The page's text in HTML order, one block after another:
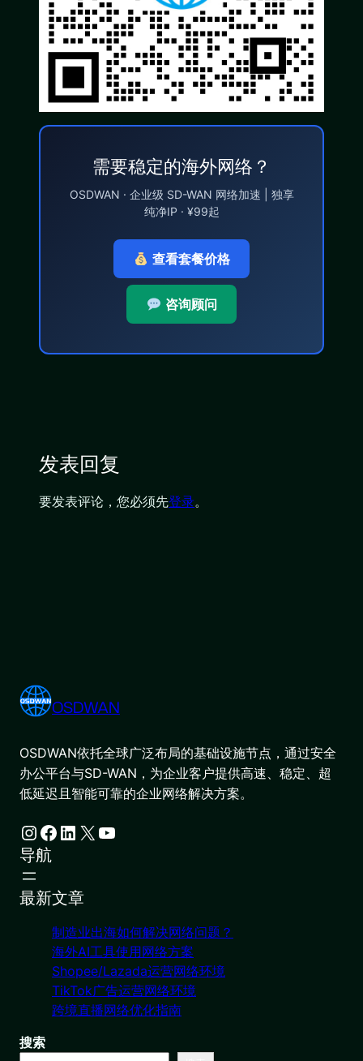
需要稳定的海外网络？
OSDWAN · 企业级 SD-WAN 网络加速 | 独享
纯净IP · ¥99起
查看套餐价格
咨询顾问
发表回复
要发表评论，您必须先登录。
OSDWAN
OSDWAN依托全球广泛布局的基础设施节点，通过安全
办公平台与SD-WAN，为企业客户提供高速、稳定、超
低延迟且智能可靠的企业网络解决方案。
Instagram Facebook LinkedIn X YouTube
导航
最新文章
制造业出海如何解决网络问题？
海外AI工具使用网络方案
Shopee/Lazada运营网络环境
TikTok广告运营网络环境
跨境直播网络优化指南
搜索